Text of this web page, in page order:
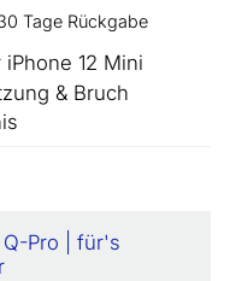
Tage Rückgabe
12 Mini
& Bruch
Pro | für's